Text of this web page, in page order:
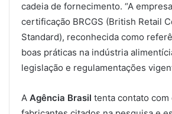
cadeia de fornecimento. “A
certificação BRCGS (British Retail
Standard), reconhecida como
boas práticas na indústria
legislação e regulamentações
A Agência Brasil tenta contato com